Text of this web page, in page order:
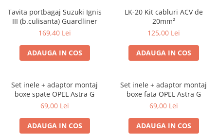
Tavita portbagaj Suzuki Ignis
III (b.culisanta) Guardliner
169,40 Lei
ADAUGA IN COS
LK-20 Kit cabluri ACV de
20mm²
125,00 Lei
ADAUGA IN COS
Set inele + adaptor montaj
boxe spate OPEL Astra G
69,00 Lei
ADAUGA IN COS
Set inele + adaptor montaj
boxe fata OPEL Astra G
69,00 Lei
ADAUGA IN COS